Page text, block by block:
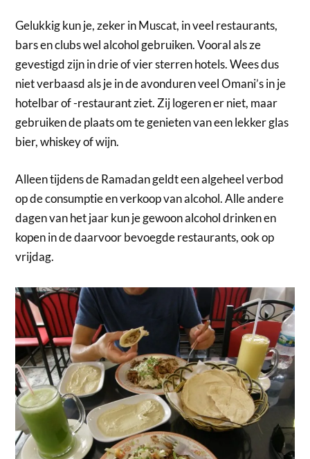
Gelukkig kun je, zeker in Muscat, in veel restaurants,
bars en clubs wel alcohol gebruiken. Vooral als ze
gevestigd zijn in drie of vier sterren hotels. Wees dus
niet verbaasd als je in de avonduren veel Omani’s in je
hotelbar of -restaurant ziet. Zij logeren er niet, maar
gebruiken de plaats om te genieten van een lekker glas
bier, whiskey of wijn.
Alleen tijdens de Ramadan geldt een algeheel verbod
op de consumptie en verkoop van alcohol. Alle andere
dagen van het jaar kun je gewoon alcohol drinken en
kopen in de daarvoor bevoegde restaurants, ook op
vrijdag.